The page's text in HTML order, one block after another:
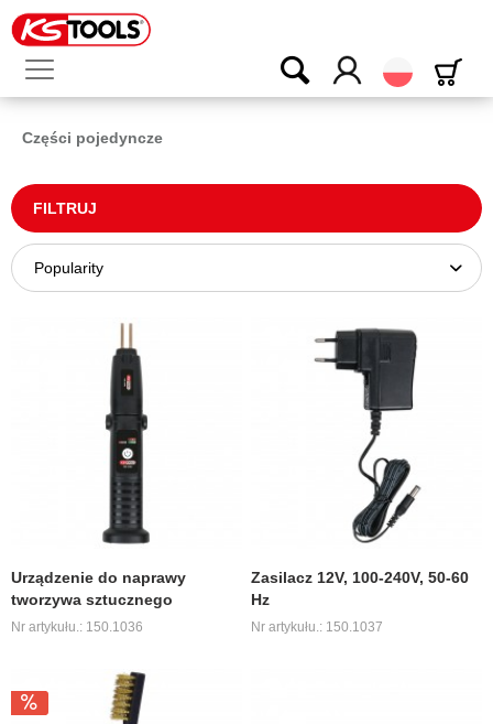
Polski
Części pojedyncze
FILTRUJ
Urządzenie do naprawy
tworzywa sztucznego
Nr artykułu.: 150.1036
Zasilacz 12V, 100-240V, 50-60
Hz
Nr artykułu.: 150.1037